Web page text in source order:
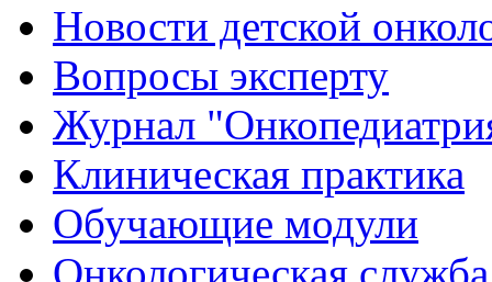
Новости детской
Вопросы эксперту
Журнал
Клиническая практика
Обучающие модули
Онкологическая служба